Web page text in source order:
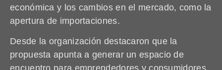
económica y los cambios en el mercado, como la
apertura de importaciones.
Desde la organización destacaron que la
propuesta apunta a generar un espacio de